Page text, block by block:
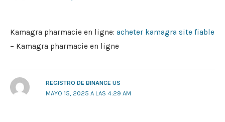
Kamagra pharmacie en ligne: acheter kamagra site fiable
– Kamagra pharmacie en ligne
REGISTRO DE BINANCE US
MAYO 15, 2025 A LAS 4:29 AM